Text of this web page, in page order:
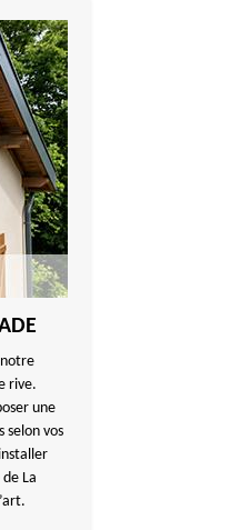
rive.
une
selon vos
La